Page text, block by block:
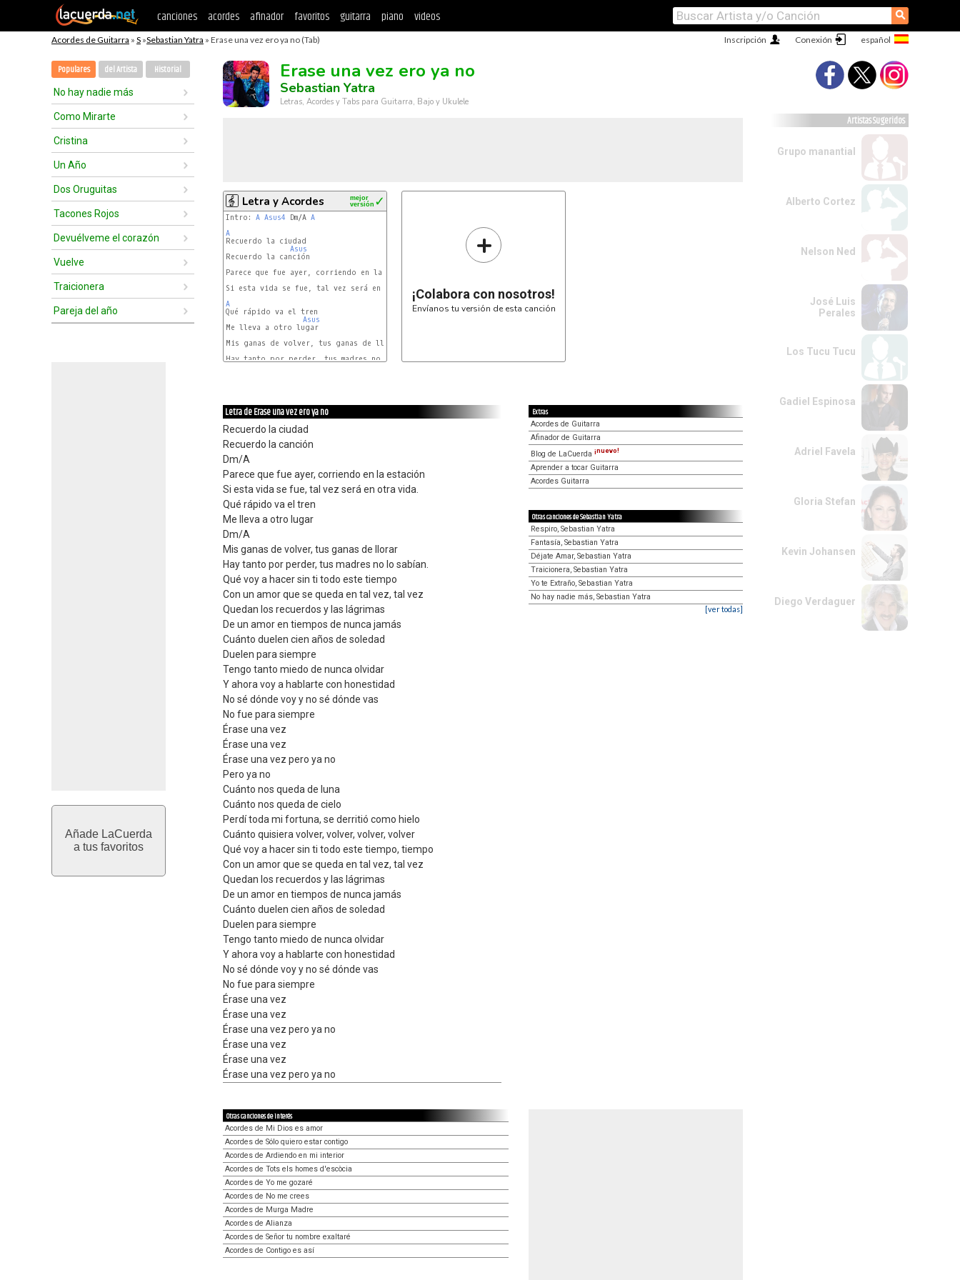
canciones acordes afinador favoritos guitarra piano videos ⚲
Acordes de Guitarra » S »Sebastian Yatra » Erase una vez ero ya no (Tab) Conexión
Inscripción
Populares del Artista Historial
No hay nadie más
Como Mirarte
Cristina
Un Año
Dos Oruguitas
Tacones Rojos
Devuélveme el corazón
Vuelve
Traicionera
Pareja del año
Añade LaCuerda
a tus favoritos
Erase una vez ero ya no
Sebastian Yatra
Letras, Acordes y Tabs para Guitarra, Bajo y Ukulele
Letra y Acordes ✓
mejor
versión
Intro: A Asus4 Dm/A A
A
Asus
Recuerdo la canción
Parece que fue ayer, corriendo en la estación
Si esta vida se fue, tal vez será en otra vida.
A
Asus
Me lleva a otro lugar
Mis ganas de volver, tus ganas de llorar
Hay tanto por perder, tus madres no lo sabían.
+
¡Colabora con nosotros!
Envíanos tu versión de esta canción
Letra de Erase una vez ero ya no
Recuerdo la ciudad
Recuerdo la canción
Dm/A
Parece que fue ayer, corriendo en la estación
Si esta vida se fue, tal vez será en otra vida.
Qué rápido va el tren
Me lleva a otro lugar
Dm/A
Mis ganas de volver, tus ganas de llorar
Hay tanto por perder, tus madres no lo sabían.
Qué voy a hacer sin ti todo este tiempo
Con un amor que se queda en tal vez, tal vez
Quedan los recuerdos y las lágrimas
De un amor en tiempos de nunca jamás
Cuánto duelen cien años de soledad
Duelen para siempre
Tengo tanto miedo de nunca olvidar
Y ahora voy a hablarte con honestidad
No sé dónde voy y no sé dónde vas
No fue para siempre
Érase una vez
Érase una vez
Érase una vez pero ya no
Pero ya no
Cuánto nos queda de luna
Cuánto nos queda de cielo
Perdí toda mi fortuna, se derritió como hielo
Cuánto quisiera volver, volver, volver, volver
Qué voy a hacer sin ti todo este tiempo, tiempo
Con un amor que se queda en tal vez, tal vez
Quedan los recuerdos y las lágrimas
De un amor en tiempos de nunca jamás
Cuánto duelen cien años de soledad
Duelen para siempre
Tengo tanto miedo de nunca olvidar
Y ahora voy a hablarte con honestidad
No sé dónde voy y no sé dónde vas
No fue para siempre
Érase una vez
Érase una vez
Érase una vez pero ya no
Érase una vez
Érase una vez
Érase una vez pero ya no
Extras
Acordes de Guitarra
Afinador de Guitarra
Blog de LaCuerda ¡nuevo!
Aprender a tocar Guitarra
Acordes Guitarra
Otras canciones de Sebastian Yatra
Respiro, Sebastian Yatra
Fantasía, Sebastian Yatra
Déjate Amar, Sebastian Yatra
Traicionera, Sebastian Yatra
Yo te Extraño, Sebastian Yatra
No hay nadie más, Sebastian Yatra
[ver todas]
Otras canciones de interés
Acordes de Mi Dios es amor
Acordes de Sólo quiero estar contigo
Acordes de Ardiendo en mi interior
Acordes de Tots els homes d'escòcia
Acordes de Yo me gozaré
Acordes de No me crees
Acordes de Murga Madre
Acordes de Alianza
Acordes de Señor tu nombre exaltaré
Acordes de Contigo es así
Artistas Sugeridos
Grupo manantial
Alberto Cortez
Nelson Ned
José Luis
Perales
Los Tucu Tucu
Gadiel Espinosa
Adriel Favela
Gloria Stefan
Kevin Johansen
Diego Verdaguer